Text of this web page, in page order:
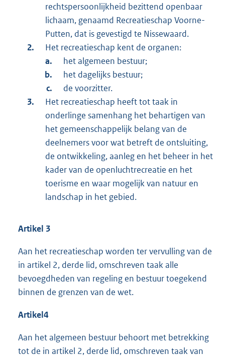
rechtspersoonlijkheid bezittend openbaar
lichaam, genaamd Recreatieschap Voorne-
Putten, dat is gevestigd te Nissewaard.
Het recreatieschap kent de organen:
het algemeen bestuur;
het dagelijks bestuur;
de voorzitter.
Het recreatieschap heeft tot taak in
onderlinge samenhang het behartigen van
het gemeenschappelijk belang van de
deelnemers voor wat betreft de ontsluiting,
de ontwikkeling, aanleg en het beheer in het
kader van de openluchtrecreatie en het
toerisme en waar mogelijk van natuur en
landschap in het gebied.
Artikel 3
Aan het recreatieschap worden ter vervulling van de
in artikel 2, derde lid, omschreven taak alle
bevoegdheden van regeling en bestuur toegekend
binnen de grenzen van de wet.
Artikel4
Aan het algemeen bestuur behoort met betrekking
tot de in artikel 2, derde lid, omschreven taak van